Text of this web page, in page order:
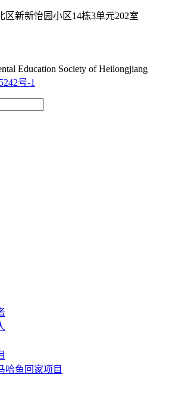
区新新怡园小区14栋3单元202室
Education Society of Heilongjiang
号-1
哈鱼回家项目